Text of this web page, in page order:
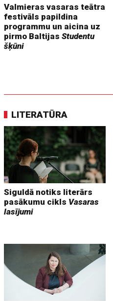
Valmieras vasaras teātra
festivāls papildina
programmu un aicina uz
pirmo BaltijasStudentu
šķūni
LITERATŪRA
Siguldā notiks literārs
pasākumu cikls Vasaras
lasījumi